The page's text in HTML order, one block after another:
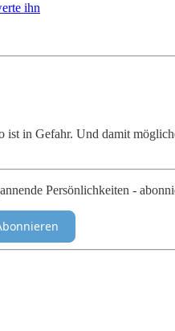
ihn
in Gefahr. Und damit
Persönlichkeiten -